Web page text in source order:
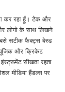
कर रहा हूँ। टेक और
लोगो के साथ लिखने
सटीक फैक्ट्स बेस्ड
और क्रिकेट
सीखता रहता
मीडिया हैंडल्स पर